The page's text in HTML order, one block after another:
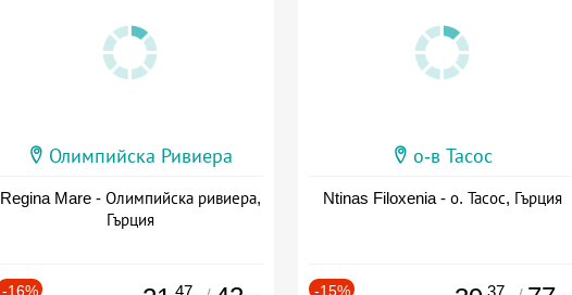
Олимпийска Ривиера
Regina Mare - Олимпийска ривиера,
Гърция
-16% .47
о-в Тасос
Ntinas Filoxenia - о. Тасос, Гърция
-15% .37